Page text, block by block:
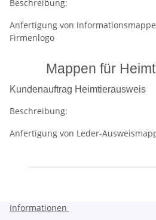
Beschreibung:
Anfertigung von
Firmenlogo
Mappen für
Kundenauftrag Heimtierausweis
Beschreibung:
Anfertigung von Leder-
Informationen